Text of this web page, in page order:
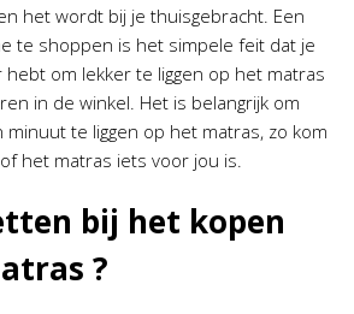
het wordt bij je thuisgebracht. Een
te shoppen is het simpele feit dat je
hebt om lekker te liggen op het matras
in de winkel. Het is belangrijk om
minuut te liggen op het matras, zo kom
het matras iets voor jou is.
bij het kopen
?